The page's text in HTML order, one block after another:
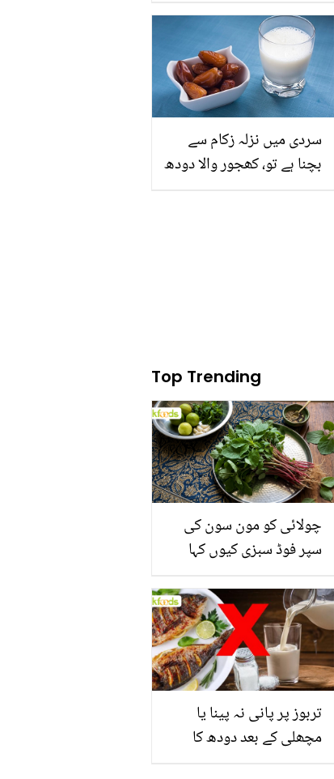
سردی میں نزلہ زکام سے
بچنا ہے تو، کھجور والا دودھ
Top Trending
چولائی کو مون سون کی
سپر فوڈ سبزی کیوں کہا
منرلز اور اینٹی آکسیڈنٹس
سے بھرپور اس سبزی کے
فائدے
تربوز پر پانی نہ پینا یا
مچھلی کے بعد دودھ کا